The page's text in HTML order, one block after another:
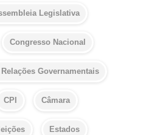
Legislativa
Congresso Nacional
Governamentais
CPI Câmara
Estados